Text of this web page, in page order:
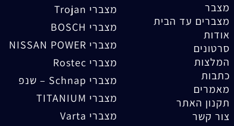
מצבר
מצברים עד הבית
אודות
סרטונים
המלצות
כתבות
מאמרים
תקנון האתר
צור קשר
מצברי Trojan
מצברי BOSCH
מצברי NISSAN POWER
מצברי Rostec
מצברי Schnap – שנפ
מצברי TITANIUM
מצברי Varta